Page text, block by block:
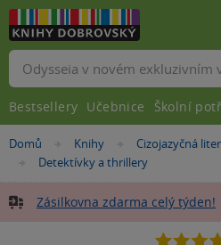
Nacházíte
Domů »Knihy »Cizojazyčná
»
Detektívky a thrillery
Zásilkovna zdarma celý týden!
4.6
Vyhledávání
Bestsellery Učebnice Školní